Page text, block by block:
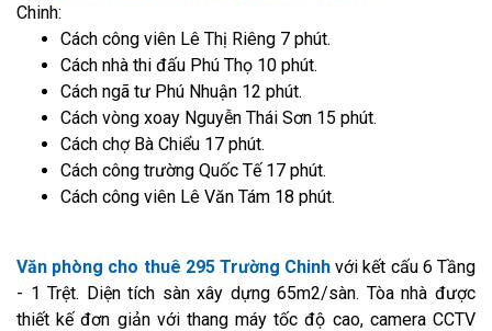
Chinh:
Cách công viên Lê Thị Riêng 7 phút.
Cách nhà thi đấu Phú Thọ 10 phút.
Cách ngã tư Phú Nhuận 12 phút.
Cách vòng xoay Nguyễn Thái Sơn 15 phút.
Cách chợ Bà Chiểu 17 phút.
Cách công trường Quốc Tế 17 phút.
Cách công viên Lê Văn Tám 18 phút.
Văn phòng cho thuê 295 Trường Chinh với kết cấu 6 Tầng
- 1 Trệt. Diện tích sàn xây dựng 65m2/sàn. Tòa nhà được
thiết kế đơn giản với thang máy tốc độ cao, camera CCTV